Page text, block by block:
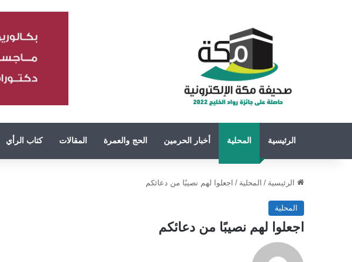
الرئيسية المحلية أخبار الحرمين الحج والعمرة المقالات كتاب الرأي
الرئيسية / المحلية / اجعلوا لهم نصيبًا من دعائكم
المحلية
اجعلوا لهم نصيبًا من دعائكم